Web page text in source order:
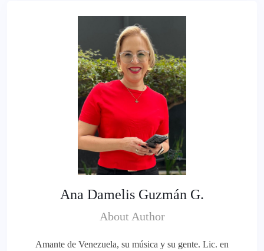
Ana Damelis Guzmán G.
About Author
Amante de Venezuela, su música y su gente. Lic. en